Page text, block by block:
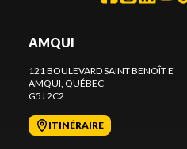
AMQUI
121 BOULEVARD SAINT BENOÎT E
AMQUI, QUÉBEC
G5J 2C2
ITINÉRAIRE